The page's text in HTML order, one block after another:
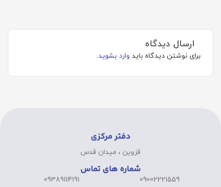
ارسال دیدگاه
برای نوشتن دیدگاه باید وارد بشوید.
دفتر مرکزی
قزوین ، میدان قدس
شماره های تماس
09002221559
09389114191